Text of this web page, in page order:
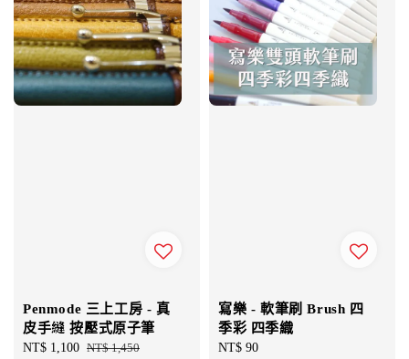
Penmode 三上工房 - 真
皮手縫 按壓式原子筆
Sale
NT$ 1,100 Regular
NT$ 1,450
寫樂 - 軟筆刷 Brush 四
季彩 四季織
Regular
NT$ 90